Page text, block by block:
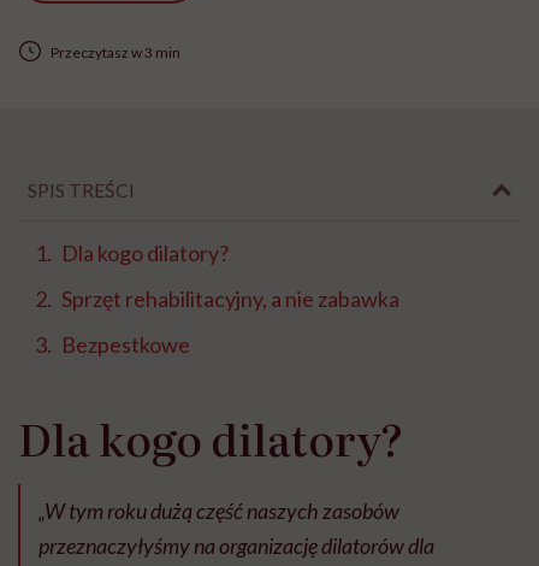
Przeczytasz w 3 min
SPIS TREŚCI
Dla kogo dilatory?
Sprzęt rehabilitacyjny, a nie zabawka
Bezpestkowe
Dla kogo dilatory?
„W tym roku dużą część naszych zasobów
przeznaczyłyśmy na organizację dilatorów dla